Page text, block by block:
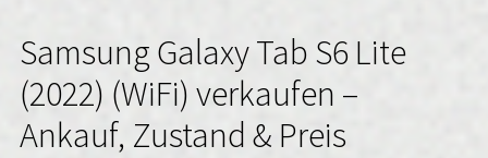
Samsung Galaxy Tab S6 Lite
(2022) (WiFi) verkaufen –
Ankauf, Zustand & Preis